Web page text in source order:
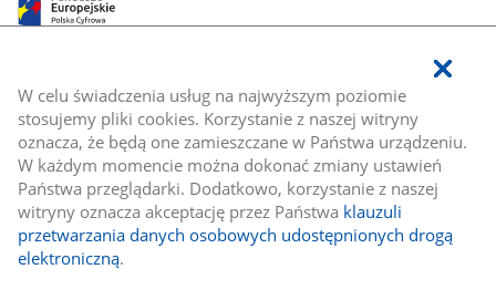
W celu świadczenia usług na najwyższym poziomie
stosujemy pliki cookies. Korzystanie z naszej witryny
oznacza, że będą one zamieszczane w Państwa urządzeniu.
W każdym momencie można dokonać zmiany ustawień
Państwa przeglądarki. Dodatkowo, korzystanie z naszej
witryny oznacza akceptację przez Państwa klauzuli
przetwarzania danych osobowych udostępnionych drogą
elektroniczną.